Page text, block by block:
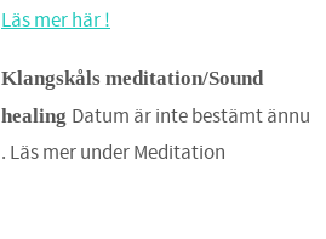
Läs mer här !
Klangskåls meditation/Sound
healing Datum är inte bestämt ännu
. Läs mer under Meditation